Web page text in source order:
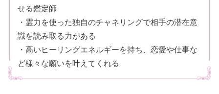
せる鑑定師
・霊力を使った独自のチャネリングで相手の潜在意
識を読み取る力がある
・高いヒーリングエネルギーを持ち、恋愛や仕事な
ど様々な願いを叶えてくれる